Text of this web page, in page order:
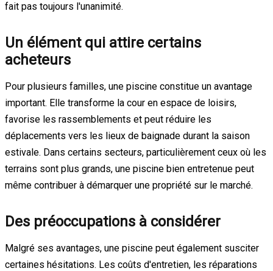
fait pas toujours l'unanimité.
Un élément qui attire certains
acheteurs
Pour plusieurs familles, une piscine constitue un avantage
important. Elle transforme la cour en espace de loisirs,
favorise les rassemblements et peut réduire les
déplacements vers les lieux de baignade durant la saison
estivale. Dans certains secteurs, particulièrement ceux où les
terrains sont plus grands, une piscine bien entretenue peut
même contribuer à démarquer une propriété sur le marché.
Des préoccupations à considérer
Malgré ses avantages, une piscine peut également susciter
certaines hésitations. Les coûts d'entretien, les réparations